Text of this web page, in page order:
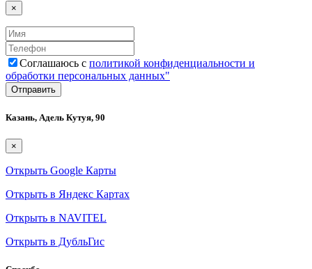
×
Соглашаюсь с политикой конфиденциальности и
обработки персональных данных"
Казань, Адель Кутуя, 90
×
Открыть Google Карты
Открыть в Яндекс Картах
Открыть в NAVITEL
Открыть в ДубльГис